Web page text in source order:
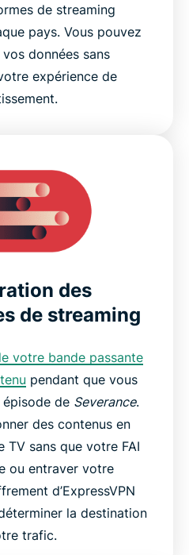
de streaming
pays. Vous pouvez
données sans
expérience de
des
de streaming
votre bande passante
pendant que vous
de Severance.
des contenus en
TV sans que votre FAI
ou entraver votre
d’ExpressVPN
la destination
trafic.